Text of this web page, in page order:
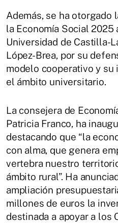
Además, se ha otorgado
la Economía Social 2025
Universidad de Castilla-
López-Brea, por su
modelo cooperativo y
el ámbito universitario.
La consejera de
Patricia Franco, ha
destacando que “la
con alma, que genera
vertebra nuestro
ámbito rural”. Ha
ampliación
millones de euros la
destinada a apoyar a los